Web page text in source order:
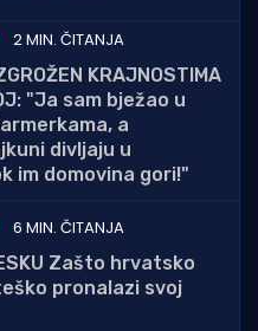
2 MIN. ČITANJA
KRAJNOSTIMA
"Ja sam bježao u
a
divljaju u
im domovina gori!"
6 MIN. ČITANJA
Zašto hrvatsko
pronalazi svoj